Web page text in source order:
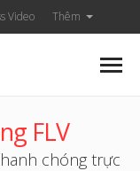
Video Thêm
FLV
chóng trực